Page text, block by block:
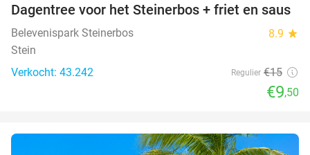
37%
Dagentree voor het Steinerbos + friet en saus
Belevenispark Steinerbos 8.9 star
Stein
Verkocht: 43.242
Regulier €15
€9,50